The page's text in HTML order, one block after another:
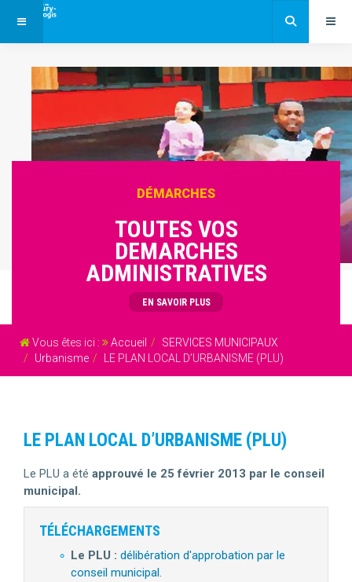
DÉMARCHES
TOUTES VOS
DEMARCHES
ADMINISTRATIVES
EN SAVOIR PLUS
Vous êtes ici : Accueil
SERVICES MUNICIPAUX
Urbanisme
LE PLAN LOCAL D’URBANISME (PLU)
LE PLAN LOCAL D’URBANISME (PLU)
Le PLU a été approuvé le 25 février 2013 par le conseil
municipal.
TÉLÉCHARGEMENTS
Le PLU : délibération d'approbation par le
conseil municipal.